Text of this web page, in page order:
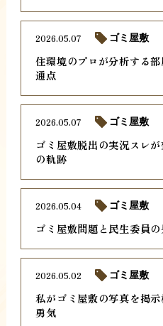
住環境のプロが分析する
通点
2026.05.07 ゴミ屋敷
ゴミ屋敷脱出の実況スレ
の軌跡
2026.05.07 ゴミ屋敷
ゴミ屋敷問題と民生委員
2026.05.04 ゴミ屋敷
私がゴミ屋敷の写真を掲
勇気
2026.05.02 ゴミ屋敷